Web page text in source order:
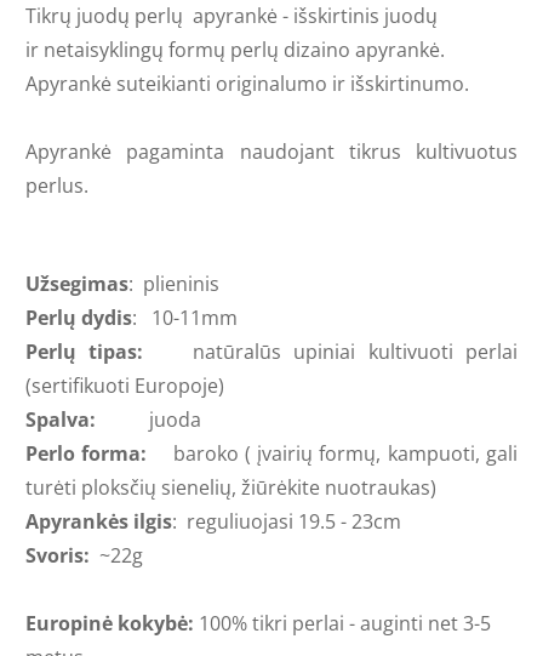
Tikrų juodų perlų apyrankė - išskirtinis juodų
ir netaisyklingų formų perlų dizaino apyrankė.
Apyrankė suteikianti originalumo ir išskirtinumo.
Apyrankė pagaminta naudojanttikrus kultivuotus
perlus.
Užsegimas: plieninis
Perlų dydis: 10-11mm
Perlų tipas:
natūralūs upiniai kultivuoti perlai
(sertifikuoti Europoje)
Spalva: juoda
Perlo forma:
baroko ( įvairių formų, kampuoti, gali
turėti ploksčių sienelių, žiūrėkite nuotraukas)
Apyrankės ilgis: reguliuojasi 19.5 - 23cm
Svoris: ~22g
Europinė kokybė: 100% tikri perlai - auginti net 3-5